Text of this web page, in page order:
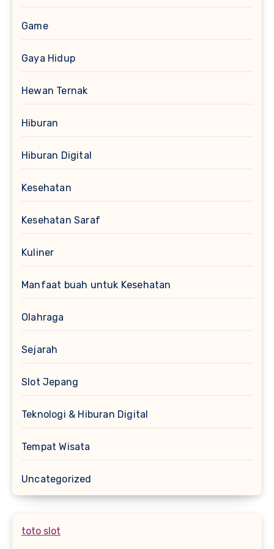
Game
Gaya Hidup
Hewan Ternak
Hiburan
Hiburan Digital
Kesehatan
Kesehatan Saraf
Kuliner
Manfaat buah untuk Kesehatan
Olahraga
Sejarah
Slot Jepang
Teknologi & Hiburan Digital
Tempat Wisata
Uncategorized
toto slot